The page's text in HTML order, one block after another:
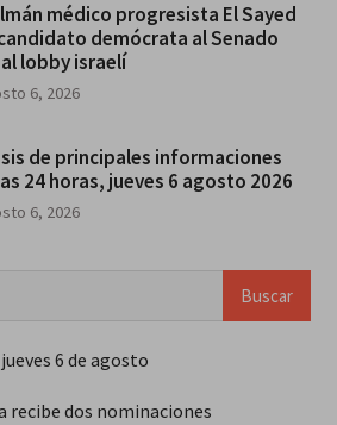
médico progresista El Sayed
demócrata al Senado
lobby israelí
6, 2026
de principales informaciones
24 horas, jueves 6 agosto 2026
6, 2026
6 de agosto
recibe dos nominaciones